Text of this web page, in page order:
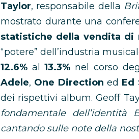
Taylor, responsabile della
mostrato durante una
statistiche della vendita di
“potere” dell’industria
12.6% al13.3% nel corso
Adele, One Direction ed Ed
dei rispettivi album. Geoff
fondamentale
cantando sulle note della